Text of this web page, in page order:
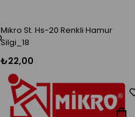
Mikro St. Hs-20 Renkli Hamur
Silgi_18
₺22,00